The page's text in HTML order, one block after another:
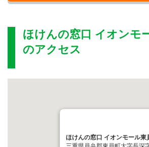
ほけんの窓口 イオンモ
のアクセス
ほけんの窓口 イオンモール東